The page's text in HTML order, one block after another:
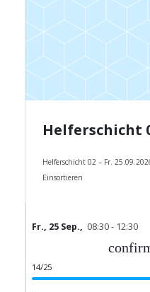
Helferschicht 02 – Fr.
Einsortieren
Fr., 25 Sep., 08:30 - 12:30
14/25